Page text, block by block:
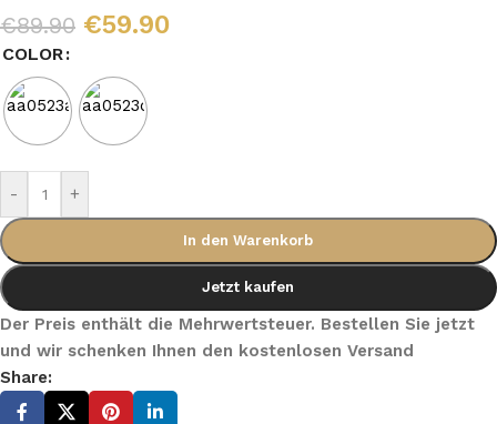
€89.90 €59.90
COLOR
- +
In den Warenkorb
Jetzt kaufen
Der Preis enthält die Mehrwertsteuer. Bestellen Sie jetzt
und wir schenken Ihnen den kostenlosen Versand
Share: